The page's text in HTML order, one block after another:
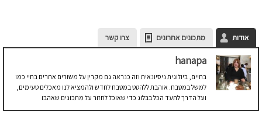
אודות מתכונים אחרונים צרו קשר
hanapa
בחיים, ביולוגית ניסיונאית וזה כנראה גם מקרין על משורים אחרים בחיי כמו
למשל במטבח. אוהבת ללהטט במטבח לחדש ולהמציא לנו מאכלים טעימים,
ועל הדרך לתעד הכל בבלוג כדי שאוכל לחזור על מתכונים שאהבו